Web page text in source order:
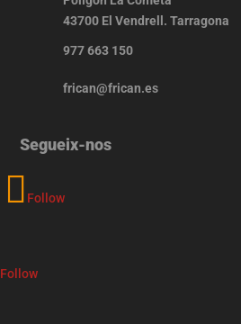
43700 El Vendrell. Tarragona
977 663 150
frican@frican.es
Segueix-nos
Follow
Follow